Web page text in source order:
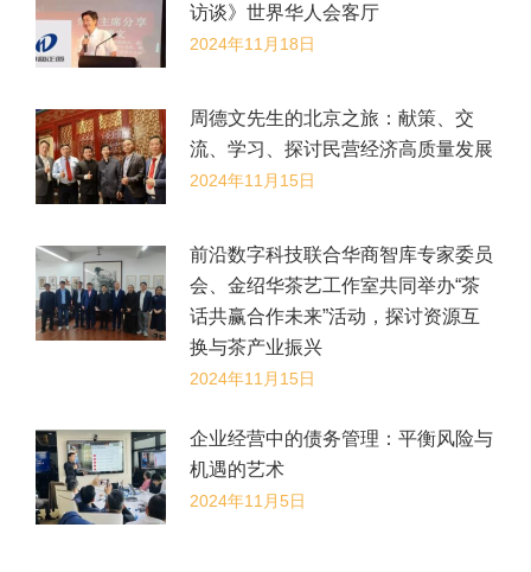
访谈》世界华人会客厅
2024年11月18日
​周德文先生的北京之旅：献策、交
流、学习、探讨民营经济高质量发展
2024年11月15日
前沿数字科技联合华商智库专家委员
会、金绍华茶艺工作室共同举办“茶
话共赢合作未来”活动，探讨资源互
换与茶产业振兴
2024年11月15日
企业经营中的债务管理：平衡风险与
机遇的艺术
2024年11月5日